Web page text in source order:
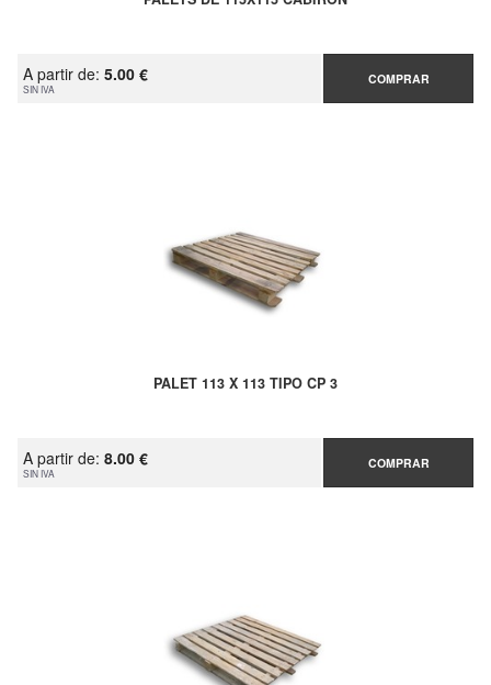
A partir de: 5.00 €
SIN IVA
COMPRAR
PALET 113 X 113 TIPO CP 3
A partir de: 8.00 €
SIN IVA
COMPRAR